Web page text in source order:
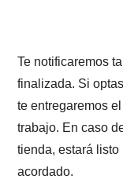
Te notificaremos
finalizada. Si
te entregaremos
trabajo. En caso
tienda, estará
acordado.